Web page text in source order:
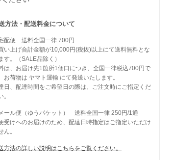
方法・配送料金について
配便 送料全国一律 700円
い上げ合計金額が10,000円(税抜)以上にて送料無料とな
す。（SALE品除く）
は、お届け先1箇所1個口につき、全国一律税込700円で
お荷物は ヤマト運輸 にて発送いたします。
日、配達時間をご希望日の際は、ご注文時にご指定くだ
。
ール便（ゆうパケット） 送料全国一律 250円/1通
受けへのお届けのため、配達日時指定はご指定いただけ
ん。
方法の詳しい説明はこちらをご覧ください。